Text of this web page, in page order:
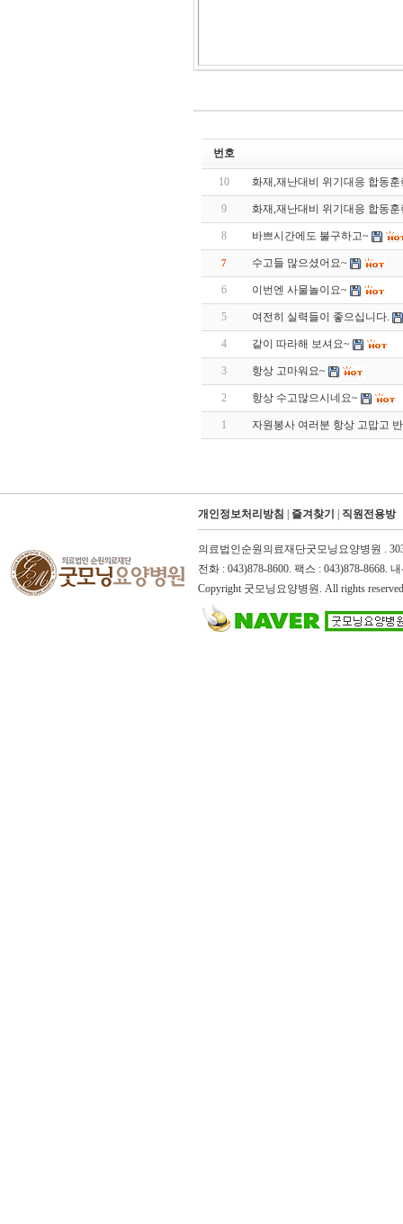
번호
10 화재,재난대비 위기대응 합동훈
9 화재,재난대비 위기대응 합동훈
8 바쁘시간에도 불구하고~
7 수고들 많으셨어요~
6 이번엔 사물놀이요~
5 여전히 실력들이 좋으십니다.
4 같이 따라해 보셔요~
3 항상 고마워요~
2 항상 수고많으시네요~
1 자원봉사 여러분 항상 고맙고
개인정보처리방침 즐겨찾기 직원전용방
의료법인순원의료재단굿모닝요양병원 .
전화 : 043)878-8600. 팩스 : 043)878-8668.
Copyright 굿모닝요양병원. All rights